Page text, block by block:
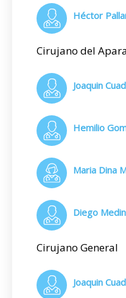
Héctor
Cirujano del
Joaquin
Hemilio
Maria Dina
Diego
Cirujano General
Joaquin